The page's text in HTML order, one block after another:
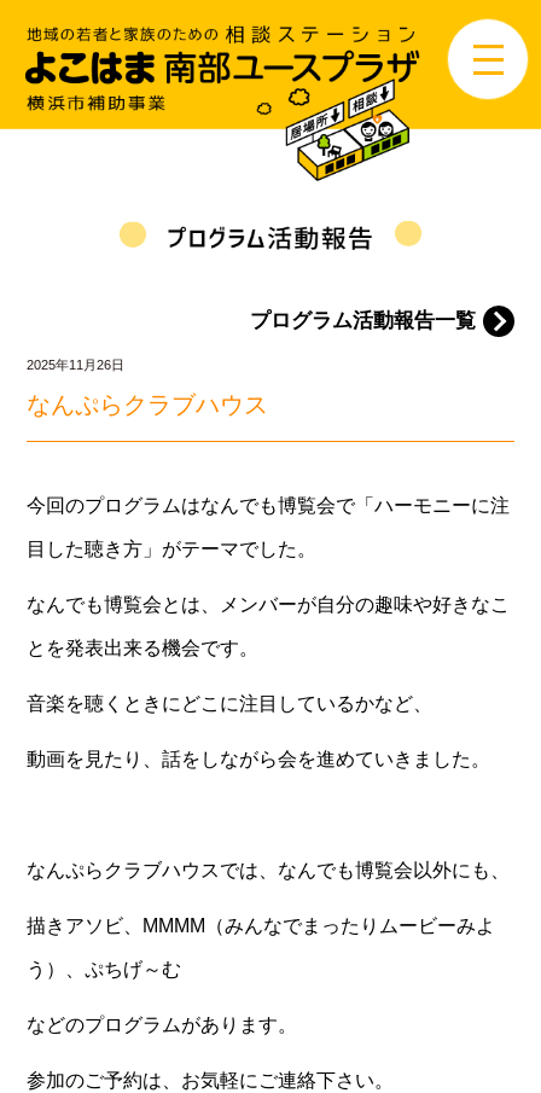
プログラム活動報告一覧
2025年11月26日
なんぷらクラブハウス
今回のプログラムはなんでも博覧会で「ハーモニーに注
目した聴き方」がテーマでした。
なんでも博覧会とは、メンバーが自分の趣味や好きなこ
とを発表出来る機会です。
音楽を聴くときにどこに注目しているかなど、
動画を見たり、話をしながら会を進めていきました。
なんぷらクラブハウスでは、なんでも博覧会以外にも、
描きアソビ、MMMM（みんなでまったりムービーみよ
う）、ぷちげ～む
などのプログラムがあります。
参加のご予約は、お気軽にご連絡下さい。